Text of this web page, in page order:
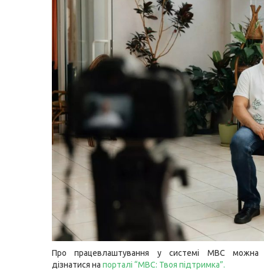
Про працевлаштування у системі МВС можна
дізнатися на порталі “МВС: Твоя підтримка”.